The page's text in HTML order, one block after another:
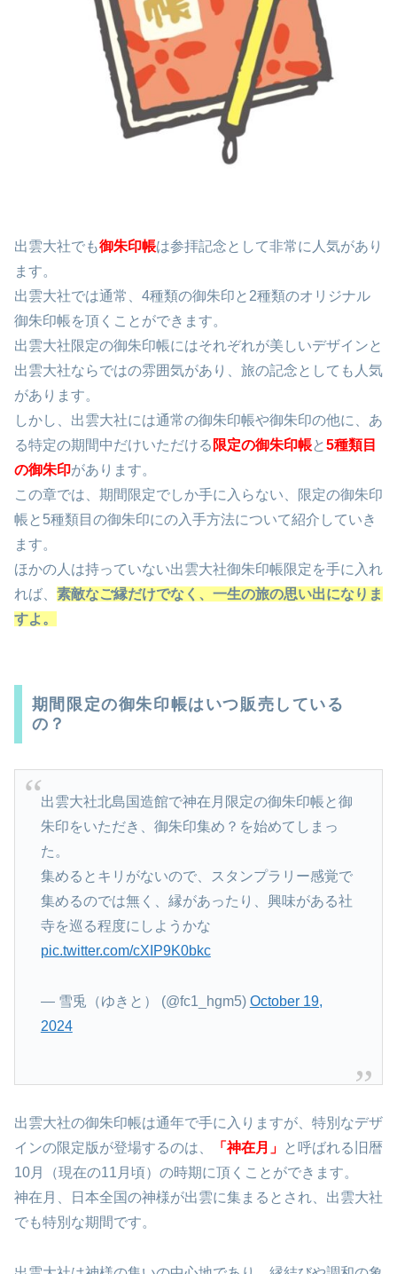
出雲大社でも御朱印帳は参拝記念として非常に人気があり
ます。
出雲大社では通常、4種類の御朱印と2種類のオリジナル
御朱印帳を頂くことができます。
出雲大社限定の御朱印帳にはそれぞれが美しいデザインと
出雲大社ならではの雰囲気があり、旅の記念としても人気
があります。
しかし、出雲大社には通常の御朱印帳や御朱印の他に、あ
る特定の期間中だけいただける 限定の御朱印帳と5種類目
の御朱印があります。
この章では、期間限定でしか手に入らない、限定の御朱印
帳と5種類目の御朱印にの入手方法について紹介していき
ます。
ほかの人は持っていない出雲大社御朱印帳限定を手に入れ
れば、 素敵なご縁だけでなく、一生の旅の思い出になりま
すよ。
期間限定の御朱印帳はいつ販売している
の？
出雲大社北島国造館で神在月限定の御朱印帳と御
朱印をいただき、御朱印集め？を始めてしまっ
た。
集めるとキリがないので、スタンプラリー感覚で
集めるのでは無く、縁があったり、興味がある社
寺を巡る程度にしようかな
pic.twitter.com/cXIP9K0bkc
— 雪兎（ゆきと） (@fc1_hgm5) October 19,
2024
出雲大社の御朱印帳は通年で手に入りますが、特別なデザ
インの限定版が登場するのは、
「神在月」
と呼ばれる旧暦
10月（現在の11月頃）の時期に頂くことができます。
神在月、日本全国の神様が出雲に集まるとされ、出雲大社
でも特別な期間です。